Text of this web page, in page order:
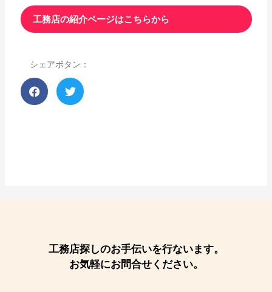
工務店の紹介ページはこちらから
シェアボタン：
工務店探しのお手伝いを行ないます。
お気軽にお問合せください。